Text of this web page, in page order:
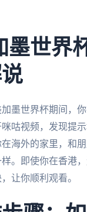
墨世界
墨世界杯期间，
咕视频，发现提
海外的家里，和
。即使你在香港
让你顺利观看。